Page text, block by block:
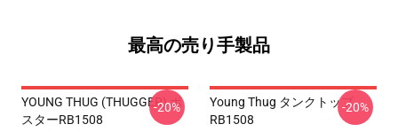
最高の売り手製品
YOUNG THUG (THUGGER) ポ
スターRB1508
-20%
Young Thug タンクトップ
RB1508
-20%